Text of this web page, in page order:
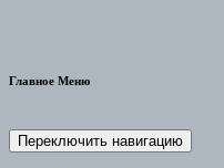
Главное Меню
Переключить навигацию